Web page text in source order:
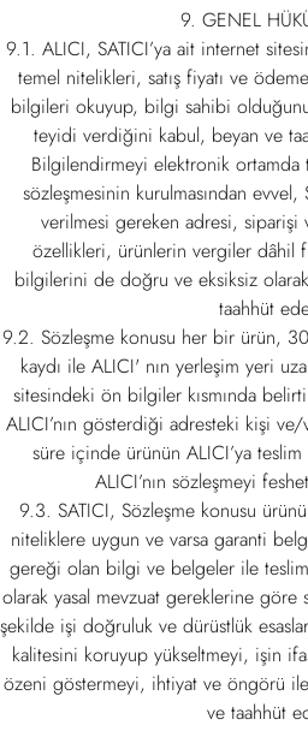
9. GENEL
9.1. ALICI, SATICI’ya ait internet
temel nitelikleri, satış fiyatı ve
bilgileri okuyup, bilgi sahibi
teyidi verdiğini kabul, beyan ve
Bilgilendirmeyi elektronik ortamda
sözleşmesinin kurulmasından
verilmesi gereken adresi, siparişi
özellikleri, ürünlerin vergiler dâhil
bilgilerini de doğru ve eksiksiz
taahhüt
9.2. Sözleşme konusu her bir ürün,
kaydı ile ALICI' nın yerleşim yeri
sitesindeki ön bilgiler kısmında
ALICI’nın gösterdiği adresteki kişi
süre içinde ürünün ALICI’ya
ALICI’nın sözleşmeyi
9.3. SATICI, Sözleşme konusu
niteliklere uygun ve varsa garanti
gereği olan bilgi ve belgeler ile
olarak yasal mevzuat gereklerine göre
şekilde işi doğruluk ve dürüstlük
kalitesini koruyup yükseltmeyi, işin
özeni göstermeyi, ihtiyat ve öngörü
ve taahhüt